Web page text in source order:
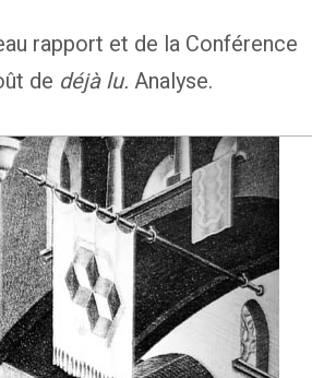
rapport et de la Conférence
de déjà lu. Analyse.